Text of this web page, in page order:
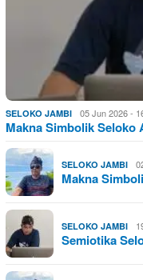
SELOKO JAMBI 05 Jun 2026 -
Makna Simbolik
SELOKO JAMBI
Makna
SELOKO JAMBI
Semiotika